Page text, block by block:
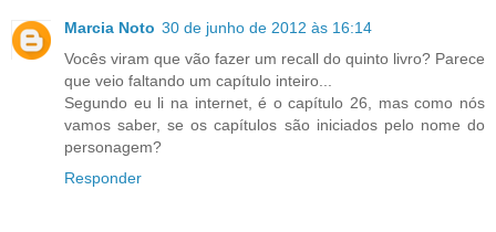
Marcia Noto 30 de junho de 2012 às 16:14
Vocês viram que vão fazer um recall do quinto livro? Parece
que veio faltando um capítulo inteiro...
Segundo eu li na internet, é o capítulo 26, mas como nós
vamos saber, se os capítulos são iniciados pelo nome do
personagem?
Responder